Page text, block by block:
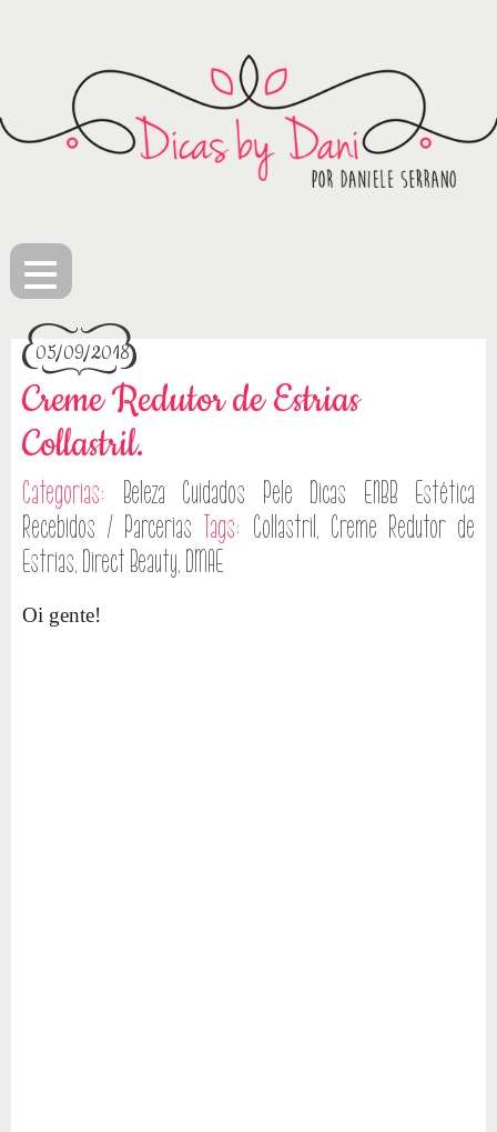
≡
05/09/2018
Creme Redutor de Estrias
Collastril.
Categorias: Beleza Cuidados Pele Dicas ENBB Estética
Recebidos / Parcerias Tags: Collastril, Creme Redutor de
Estrias, Direct Beauty, DMAE
Oi gente!